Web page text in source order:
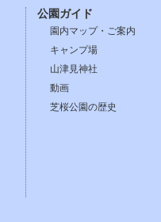
公園ガイド
園内マップ・ご案内
キャンプ場
山津見神社
動画
芝桜公園の歴史